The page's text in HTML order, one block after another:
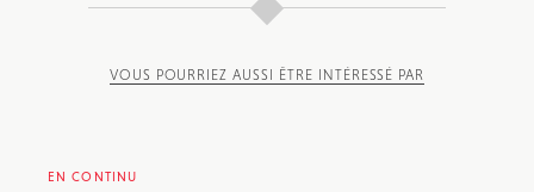
VOUS POURRIEZ AUSSI ÊTRE INTÉRESSÉ PAR
EN CONTINU